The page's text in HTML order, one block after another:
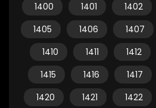
1400
1401 1402
1405
1406 1407
1410
1411 1412
1415
1416 1417
1420
1421 1422